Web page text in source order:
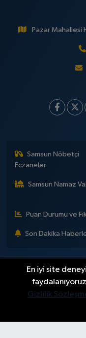
Pazar Mahallesi
Samsun Nöbetçi
Eczaneler
Samsun Namaz
Puan Durumu ve
Son Dakika
İLETİŞİM
Yayın Politikaları ve
Okan Çakır kimdir?
En iyi site
Gizlilik